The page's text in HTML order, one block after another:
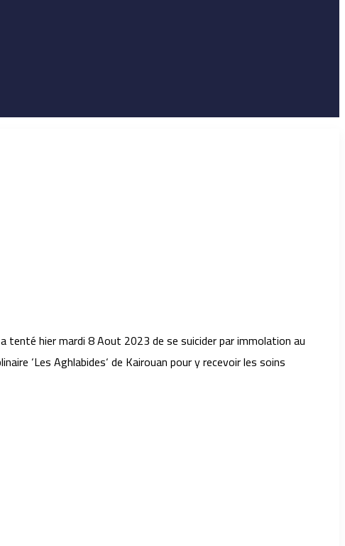
tenté hier mardi 8 Aout 2023 de se suicider par immolation au
‘Les Aghlabides‘ de Kairouan pour y recevoir les soins